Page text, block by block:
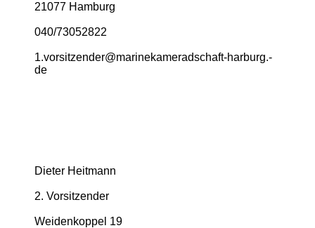
21077 Hamburg
040/73052822
1.­vorsitzender@­marinekameradschaft-­harburg.­
de
Dieter Heitmann
2. Vorsitzender
Weidenkoppel 19